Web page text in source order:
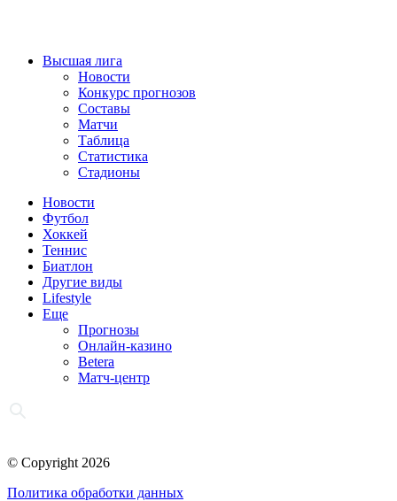
Высшая лига
Новости
Конкурс прогнозов
Составы
Матчи
Таблица
Статистика
Стадионы
Новости
Футбол
Хоккей
Теннис
Биатлон
Другие виды
Lifestyle
Еще
Прогнозы
Онлайн-казино
Betera
Матч-центр
© Copyright 2026
Политика обработки данных